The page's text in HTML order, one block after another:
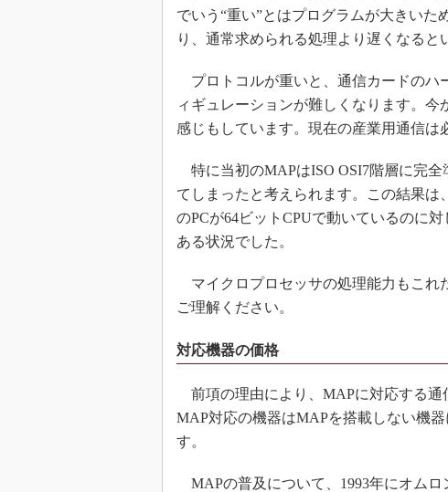
でいう“重い”とはプログラムが大きいた
り、通常求められる処理より遅くなると
プロトコルが重いと、通信カードのハ
ィギュレーションが難しくなります。
感じもしています。現在の産業用通信は
特に当初のMAPはISO OSI7階層に完
てしまったと考えられます。この結果
のPCが64ビットCPUで動いているのに
ある状況でした。
マイクロプロセッサの処理能力もこれ
ご理解ください。
対応機器の価格
前項の理由により、MAPに対応する通
MAP対応の機器はMAPを搭載しない機
す。
MAPの普及について、1993年にオムロ